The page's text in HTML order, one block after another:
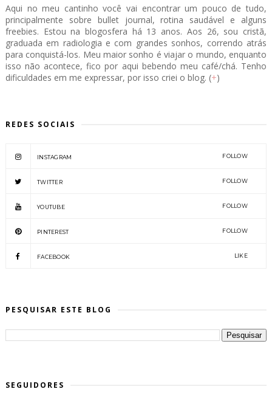
Aqui no meu cantinho você vai encontrar um pouco de tudo,
principalmente sobre bullet journal, rotina saudável e alguns
freebies. Estou na blogosfera há 13 anos. Aos 26, sou cristã,
graduada em radiologia e com grandes sonhos, correndo atrás
para conquistá-los. Meu maior sonho é viajar o mundo, enquanto
isso não acontece, fico por aqui bebendo meu café/chá. Tenho
dificuldades em me expressar, por isso criei o blog. (+)
REDES SOCIAIS
INSTAGRAM FOLLOW
TWITTER FOLLOW
YOUTUBE FOLLOW
PINTEREST FOLLOW
FACEBOOK LIKE
PESQUISAR ESTE BLOG
SEGUIDORES